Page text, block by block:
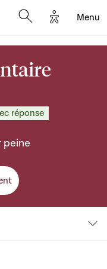
Options
Menu
réponse
peine